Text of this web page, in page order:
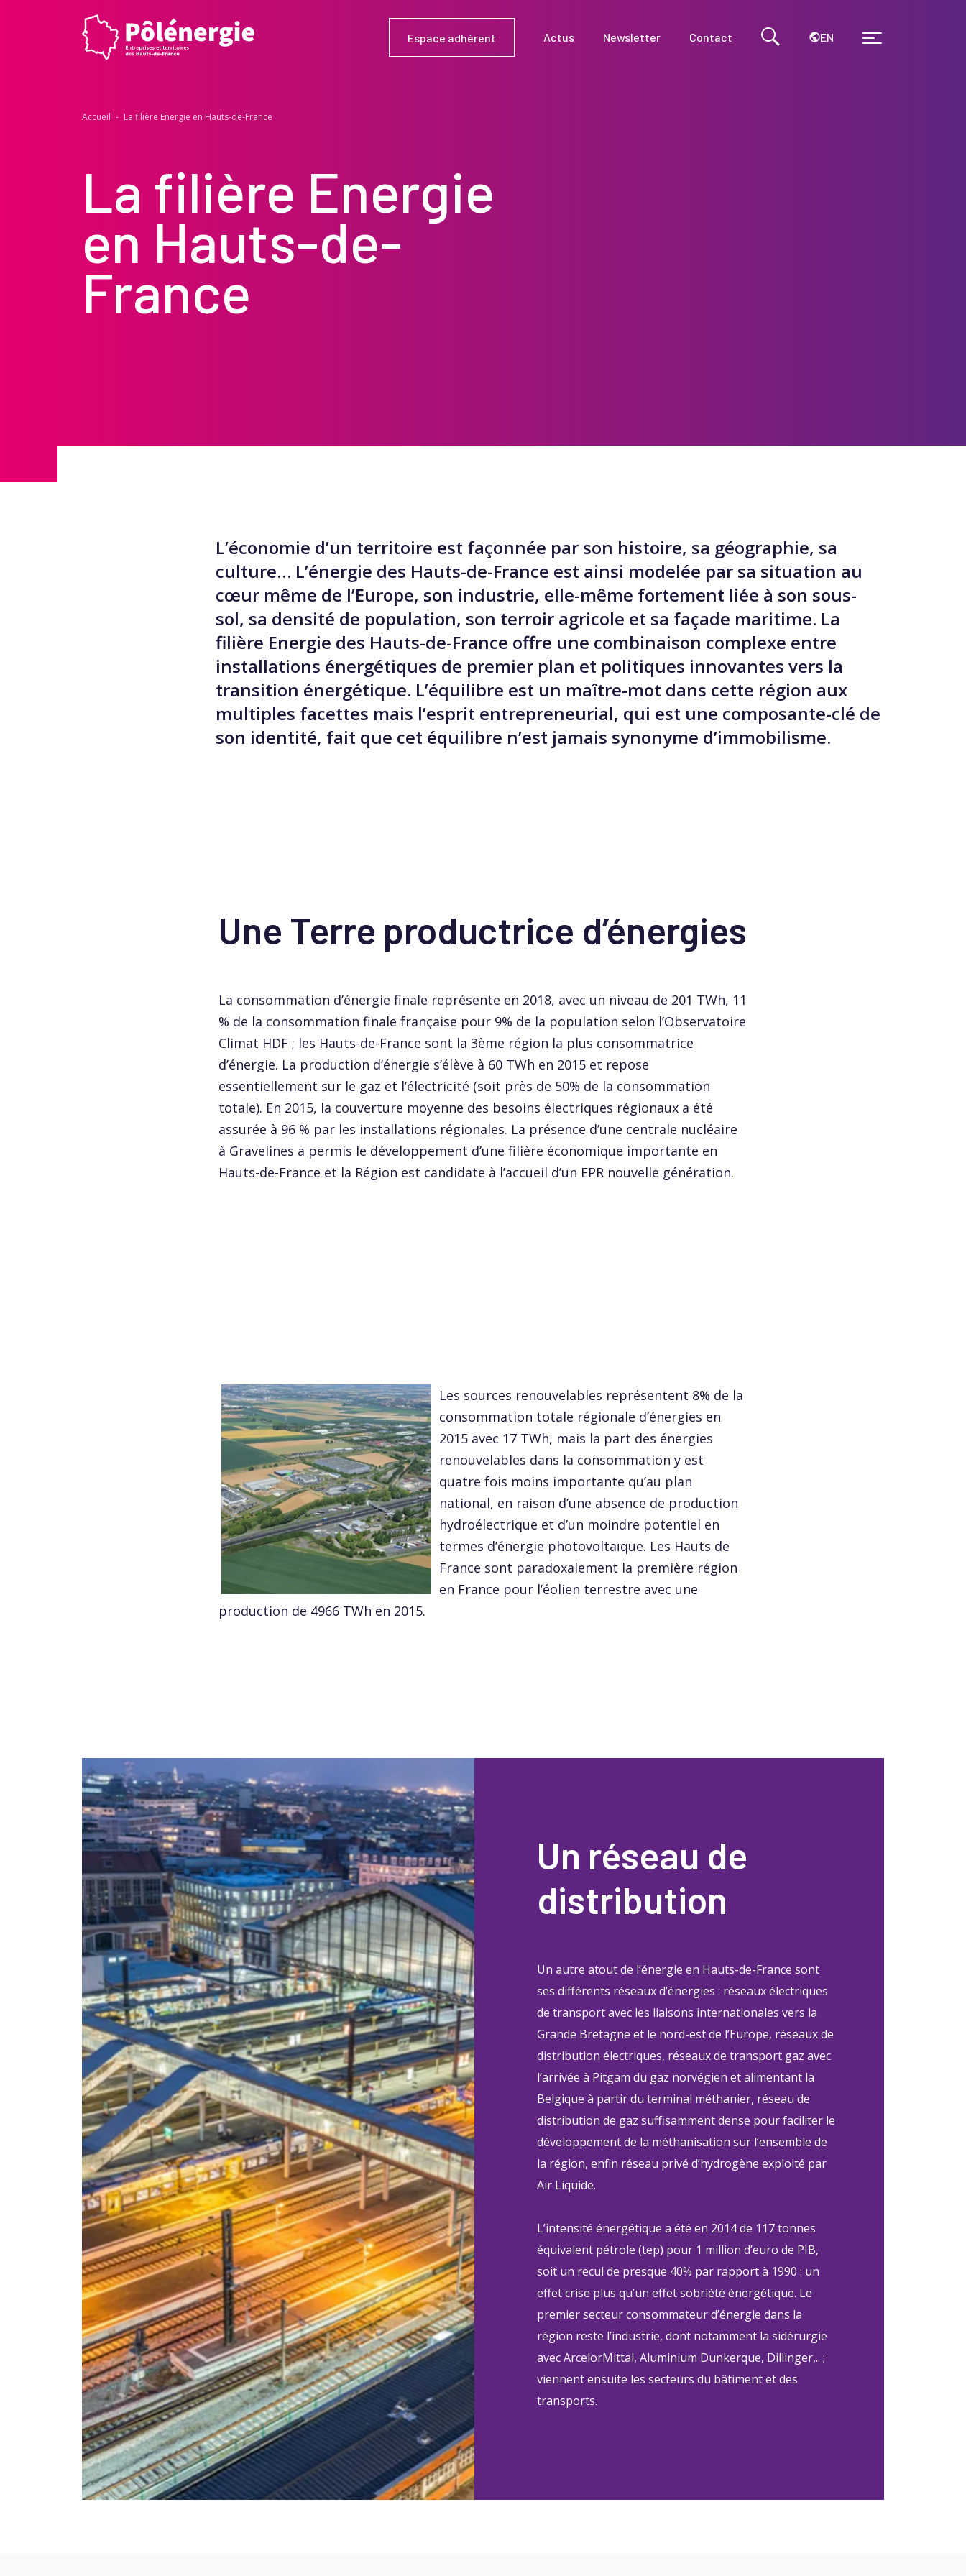
Espace adhérent Actus Newsletter Contact EN
Accueil - La filière Energie en Hauts-de-France
La filière Energie
en Hauts-de-
France
L’économie d’un territoire est façonnée par son histoire, sa géographie, sa
culture… L’énergie des Hauts-de-France est ainsi modelée par sa situation au
cœur même de l’Europe, son industrie, elle-même fortement liée à son sous-
sol, sa densité de population, son terroir agricole et sa façade maritime. La
filière Energie des Hauts-de-France offre une combinaison complexe entre
installations énergétiques de premier plan et politiques innovantes vers la
transition énergétique. L’équilibre est un maître-mot dans cette région aux
multiples facettes mais l’esprit entrepreneurial, qui est une composante-clé de
son identité, fait que cet équilibre n’est jamais synonyme d’immobilisme.
Une Terre productrice d’énergies
La consommation d’énergie finale représente en 2018, avec un niveau de 201 TWh, 11
% de la consommation finale française pour 9% de la population selon l’Observatoire
Climat HDF ; les Hauts-de-France sont la 3ème région la plus consommatrice
d’énergie. La production d’énergie s’élève à 60 TWh en 2015 et repose
essentiellement sur le gaz et l’électricité (soit près de 50% de la consommation
totale). En 2015, la couverture moyenne des besoins électriques régionaux a été
assurée à 96 % par les installations régionales. La présence d’une centrale nucléaire
à Gravelines a permis le développement d’une filière économique importante en
Hauts-de-France et la Région est candidate à l’accueil d’un EPR nouvelle génération.
Les sources renouvelables représentent 8% de la
consommation totale régionale d’énergies en
2015 avec 17 TWh, mais la part des énergies
renouvelables dans la consommation y est
quatre fois moins importante qu’au plan
national, en raison d’une absence de production
hydroélectrique et d’un moindre potentiel en
termes d’énergie photovoltaïque. Les Hauts de
France sont paradoxalement la première région
en France pour l’éolien terrestre avec une
production de 4966 TWh en 2015.
Un réseau de
distribution
Un autre atout de l’énergie en Hauts-de-France sont
ses différents réseaux d’énergies : réseaux électriques
de transport avec les liaisons internationales vers la
Grande Bretagne et le nord-est de l’Europe, réseaux de
distribution électriques, réseaux de transport gaz avec
l’arrivée à Pitgam du gaz norvégien et alimentant la
Belgique à partir du terminal méthanier, réseau de
distribution de gaz suffisamment dense pour faciliter le
développement de la méthanisation sur l’ensemble de
la région, enfin réseau privé d’hydrogène exploité par
Air Liquide.
L’intensité énergétique a été en 2014 de 117 tonnes
équivalent pétrole (tep) pour 1 million d’euro de PIB,
soit un recul de presque 40% par rapport à 1990 : un
effet crise plus qu’un effet sobriété énergétique. Le
premier secteur consommateur d’énergie dans la
région reste l’industrie, dont notamment la sidérurgie
avec ArcelorMittal, Aluminium Dunkerque, Dillinger,.. ;
viennent ensuite les secteurs du bâtiment et des
transports.